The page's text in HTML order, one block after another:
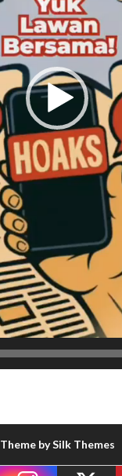
Theme by Silk Themes